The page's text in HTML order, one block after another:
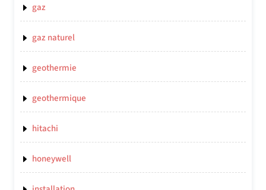
gaz
gaz naturel
geothermie
geothermique
hitachi
honeywell